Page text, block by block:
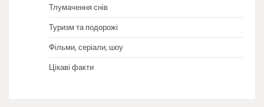
Тлумачення снів
Туризм та подорожі
Фільми, серіали, шоу
Цікаві факти